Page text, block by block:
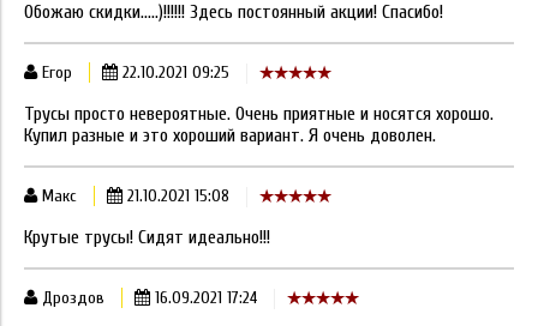
Обожаю скидки.....)!!!!!! Здесь постоянный акции! Спасибо!
Егор 22.10.2021 09:25
Трусы просто невероятные. Очень приятные и носятся хорошо.
Купил разные и это хороший вариант. Я очень доволен.
Макс 21.10.2021 15:08
Крутые трусы! Сидят идеально!!!
Дроздов 16.09.2021 17:24